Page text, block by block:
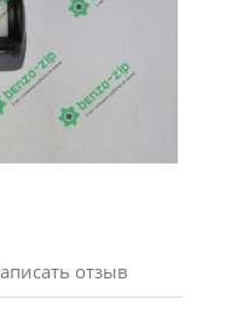
отзыв